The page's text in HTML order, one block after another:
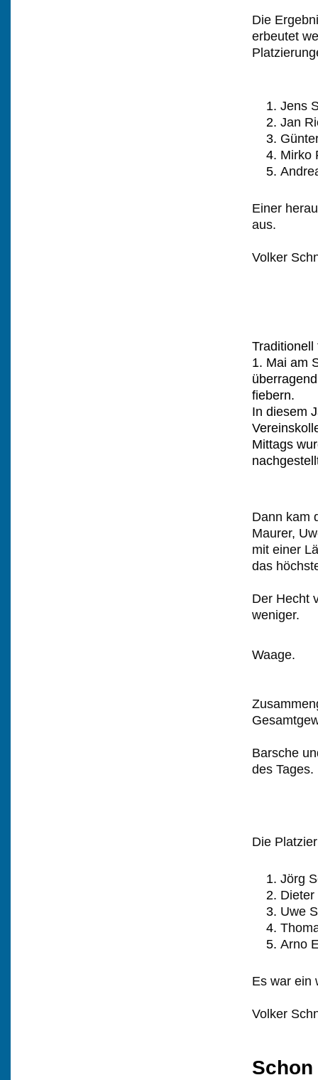
Die
erbeutet
Jens
Jan
Mirko
Einer
aus.
Volker
Traditionell
1. Mai am
fiebern.
In diesem
Mittags
Dann kam
Maurer,
mit einer
das
Der Hecht
weniger.
Waage.
Barsche
des Tages.
Die
Jörg
Dieter
Uwe
Arno
Es war ein
Volker